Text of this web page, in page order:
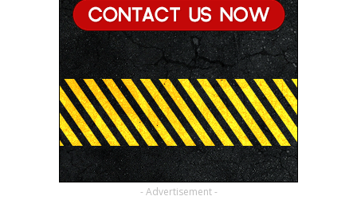
- Advertisement -